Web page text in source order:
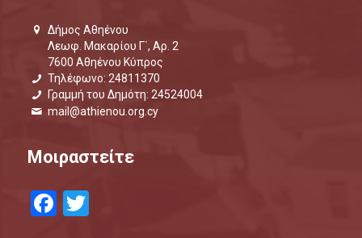
Δήμος Αθηένου
Λεωφ. Μακαρίου Γ΄, Αρ. 2
7600 Αθηένου Κύπρος
Τηλέφωνο: 24811370
Γραμμή του Δημότη: 24524004
mail@athienou.org.cy
Μοιραστείτε
Facebook
Twitter